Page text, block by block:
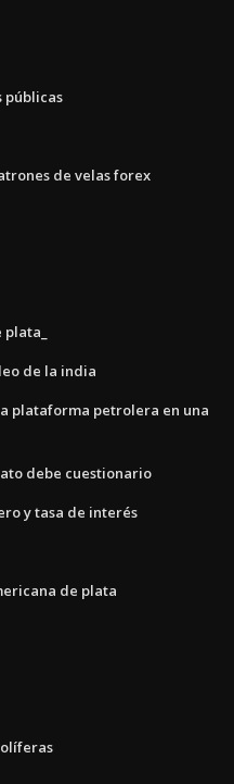
públicas
de velas forex
de la india
plataforma petrolera en una
debe cuestionario
y tasa de interés
de plata